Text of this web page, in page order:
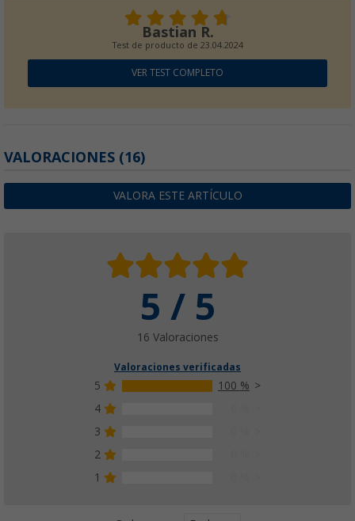
Bastian R.
Test de producto de 23.04.2024
VER TEST COMPLETO
VALORACIONES (16)
VALORA ESTE ARTÍCULO
5 / 5
16 Valoraciones
Valoraciones verificadas
5
100 %
4
3
2
1